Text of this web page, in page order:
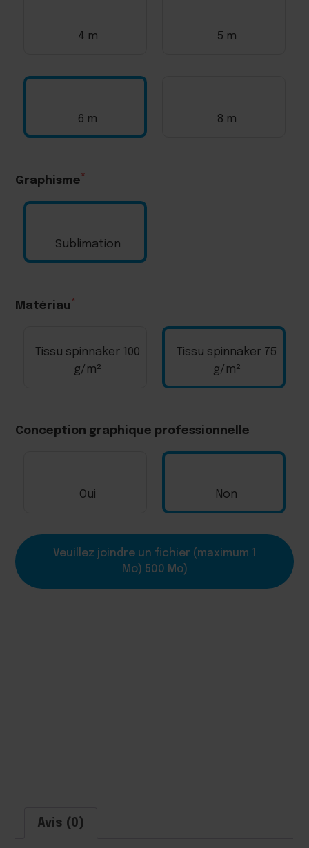
4 m 5 m
6 m 8 m
Graphisme
Sublimation
Matériau
Tissu spinnaker 100
g/m²
Tissu spinnaker 75
g/m²
Conception graphique professionnelle
Oui Non
Veuillez joindre un fichier (maximum 1
Mo) 500 Mo)
Avis (0)